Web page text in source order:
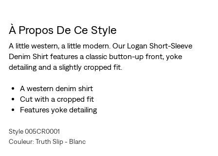
À Propos De Ce Style
A little western, a little modern. Our Logan Short-Sleeve
Denim Shirt features a classic button-up front, yoke
detailing and a slightly cropped fit.
A western denim shirt
Cut with a cropped fit
Features yoke detailing
Style 005CR0001
Couleur: Truth Slip - Blanc